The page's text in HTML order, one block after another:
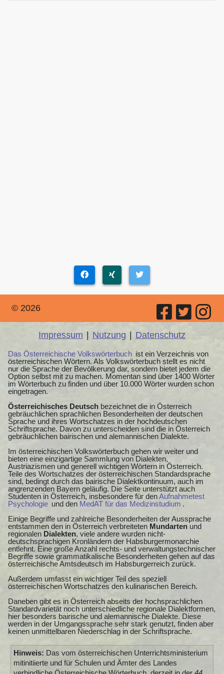
© 2026
Impressum | Nutzung | Datenschutz
Das Österreichische Volkswörterbuch ist ein Verzeichnis von
österreichischen Wörtern. Als Volkswörterbuch stellt es nicht
nur die Sprache der Bevölkerung dar, sondern bietet jedem die
Option selbst mit zu machen. Momentan sind über 1400 Wörter
im Wörterbuch zu finden und über 10.000 Wörter wurden schon
eingetragen.
Österreichisches Deutsch bezeichnet die in Österreich
gebräuchlichen sprachlichen Besonderheiten der deutschen
Sprache und ihres Wortschatzes in der hochdeutschen
Schriftsprache. Davon zu unterscheiden sind die in Österreich
gebräuchlichen bairischen und alemannischen Dialekte.
Im österreichischen Volkswörterbuch gehen wir weiter und
bieten eine einzigartige Sammlung von Dialekten,
Austriazismen und generell wichtigen Wörtern in Österreich.
Teile des Wortschatzes der österreichischen Standardsprache
sind, bedingt durch das bairische Dialektkontinuum, auch im
angrenzenden Bayern geläufig. Die Seite unterstützt auch
Studenten in Österreich, insbesondere für denAufnahmetest
Psychologie und den MedAT für das Medizinstudium .
Einige Begriffe und zahlreiche Besonderheiten der Aussprache
entstammen den in Österreich verbreiteten Mundarten und
regionalen Dialekten, viele andere wurden nicht-
deutschsprachigen Kronländern der Habsburgermonarchie
entlehnt. Eine große Anzahl rechts- und verwaltungstechnischer
Begriffe sowie grammatikalische Besonderheiten gehen auf das
österreichische Amtsdeutsch im Habsburgerreich zurück.
Außerdem umfasst ein wichtiger Teil des speziell
österreichischen Wortschatzes den kulinarischen Bereich.
Daneben gibt es in Österreich abseits der hochsprachlichen
Standardvarietät noch unterschiedliche regionale Dialektformen,
hier besonders bairische und alemannische Dialekte. Diese
werden in der Umgangssprache sehr stark genutzt, finden aber
keinen unmittelbaren Niederschlag in der Schriftsprache.
Hinweis: Das vom österreichischen Unterrichtsministerium
mitinitiierte und für Schulen und Ämter des Landes